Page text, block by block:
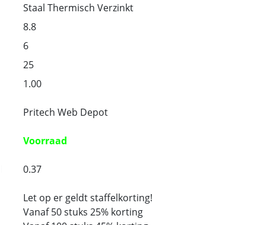
Staal Thermisch Verzinkt
8.8
6
25
1.00
Pritech Web Depot
Voorraad
0.37
Let op er geldt staffelkorting!
Vanaf 50 stuks 25% korting